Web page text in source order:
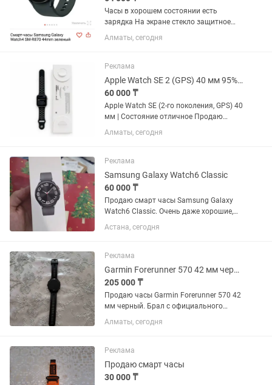
Часы в хорошем состоянии есть
зарядка На экране стекло защитное
Работают отлично все функции есть
сообщение Календарь пульс покупали
Лежат без дело
Алматы, сегодня
Реклама
Apple Watch SE 2 (GPS) 40 мм 95% АКБ Оригинал
60 000 ₸
Apple Watch SE (2-го поколения, GPS) 40
мм | Состояние отличное Продаю
Apple Watch SE 2-го поколения (GPS), 40
мм, алюминиевый корпус. Часы
без каких-либо...
Алматы, сегодня
Реклама
Samsung Galaxy Watch6 Classic
60 000 ₸
Продаю смарт часы Samsung Galaxy
Watch6 Classic. Очень даже хорошие,
вращающийся безель это вообще
мощь, делает использование в разы
яркий, интерфейс удобный,...
Астана, сегодня
Реклама
Garmin Forerunner 570 42 мм черный
205 000 ₸
Продаю часы Garmin Forerunner 570 42
мм черный. Брал с официального
магазина, имеются документы, чек,
коробка и зарядчик. Цена договорная.
Алматы, сегодня
Реклама
Продаю смарт часы
30 000 ₸